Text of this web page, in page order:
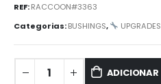
REF:RACCOON#3363
Categorias:BUSHINGS, UPGRADES
ADICIONAR